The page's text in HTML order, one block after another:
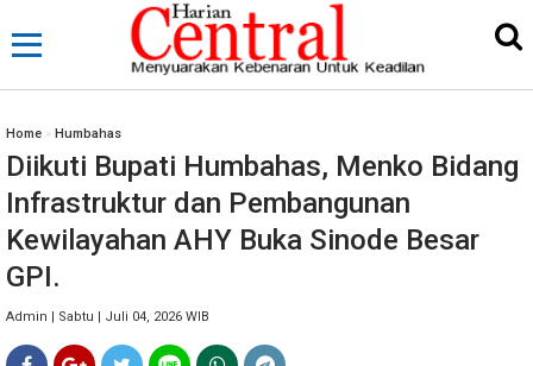
Home » Humbahas
Diikuti Bupati Humbahas, Menko Bidang
Infrastruktur dan Pembangunan
Kewilayahan AHY Buka Sinode Besar
GPI.
Admin | Sabtu | Juli 04, 2026 WIB